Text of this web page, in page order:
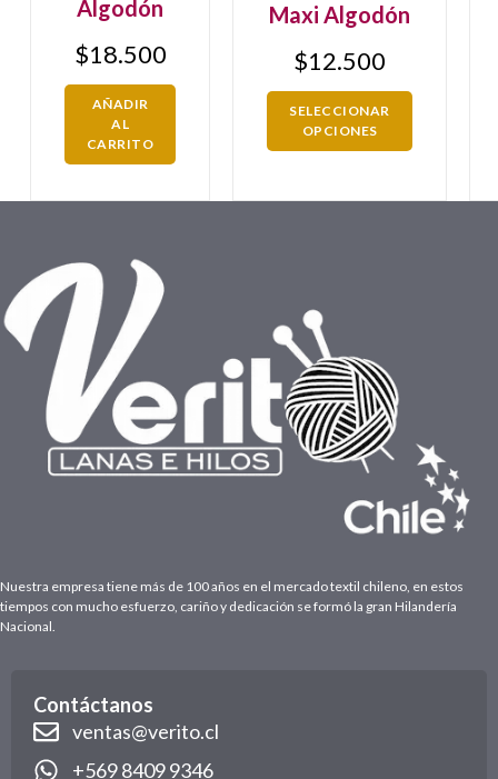
Algodón
$18.500
AÑADIR
AL
CARRITO
Maxi Algodón
$12.500
SELECCIONAR
OPCIONES
Nuestra empresa tiene más de 100 años en el mercado textil chileno, en estos
tiempos con mucho esfuerzo, cariño y dedicación se formó la gran Hilandería
Nacional.
Contáctanos
ventas@verito.cl
+569 8409 9346